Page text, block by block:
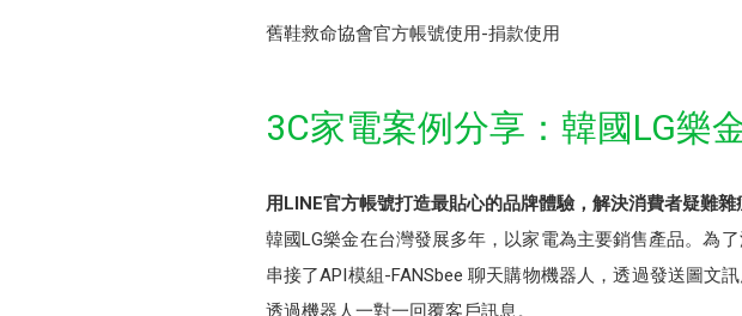
舊鞋救命協會官方帳號使用-捐款使用
3C家電案例分享：韓國LG樂
用LINE官方帳號打造最貼心的品牌體驗，解決消費者疑難雜
韓國LG樂金在台灣發展多年，以家電為主要銷售產品。為
串接了API模組-FANSbee 聊天購物機器人，透過發送圖文
透過機器人一對一回覆客戶訊息。